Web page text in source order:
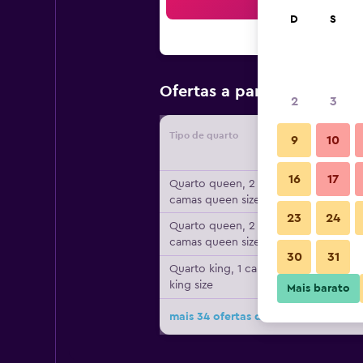
Ofertas a partir de
Tipo de quarto
Quarto queen, 2
camas queen size
Quarto queen, 2
camas queen size
Quarto king, 1 cama
king size
mais 34 ofertas do hotel Holiday
D S
2 3
9 10
16 17
23 24
30 31
Mais barato